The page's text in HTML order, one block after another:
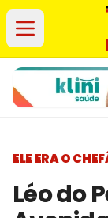
ELE ERA O
Léo do